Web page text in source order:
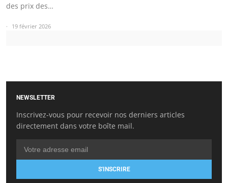
des prix des…
19 février 2026
NEWSLETTER
Inscrivez-vous pour recevoir nos derniers articles
directement dans votre boîte mail.
S'INSCRIRE